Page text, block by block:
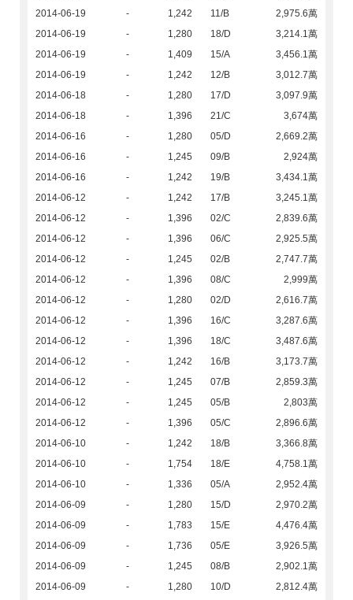
2014-06-19
- 1,242 11/B
2,975.6萬
2014-06-19
- 1,280 18/D
3,214.1萬
2014-06-19
- 1,409 15/A
3,456.1萬
2014-06-19
- 1,242 12/B
3,012.7萬
2014-06-18
- 1,280 17/D
3,097.9萬
2014-06-18
- 1,396 21/C
3,674萬
2014-06-16
- 1,280 05/D
2,669.2萬
2014-06-16
- 1,245 09/B
2,924萬
2014-06-16
- 1,242 19/B
3,434.1萬
2014-06-12
- 1,242 17/B
3,245.1萬
2014-06-12
- 1,396 02/C
2,839.6萬
2014-06-12
- 1,396 06/C
2,925.5萬
2014-06-12
- 1,245 02/B
2,747.7萬
2014-06-12
- 1,396 08/C
2,999萬
2014-06-12
- 1,280 02/D
2,616.7萬
2014-06-12
- 1,396 16/C
3,287.6萬
2014-06-12
- 1,396 18/C
3,487.6萬
2014-06-12
- 1,242 16/B
3,173.7萬
2014-06-12
- 1,245 07/B
2,859.3萬
2014-06-12
- 1,245 05/B
2,803萬
2014-06-12
- 1,396 05/C
2,896.6萬
2014-06-10
- 1,242 18/B
3,366.8萬
2014-06-10
- 1,754 18/E
4,758.1萬
2014-06-10
- 1,336 05/A
2,952.4萬
2014-06-09
- 1,280 15/D
2,970.2萬
2014-06-09
- 1,783 15/E
4,476.4萬
2014-06-09
- 1,736 05/E
3,926.5萬
2014-06-09
- 1,245 08/B
2,902.1萬
2014-06-09
- 1,280 10/D 2,812.4萬